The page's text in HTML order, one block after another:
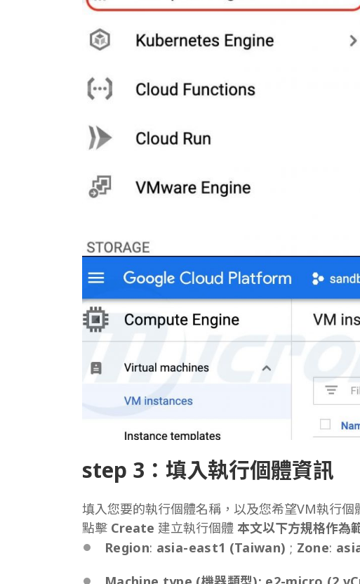
step 3： 填入執行個體資訊
填入您要的執行個體名稱，以及您希望VM執行個
點擊 Create 建立執行個體 本文以下方規格作為
Region: asia-east1 (Taiwan) ; Zone: